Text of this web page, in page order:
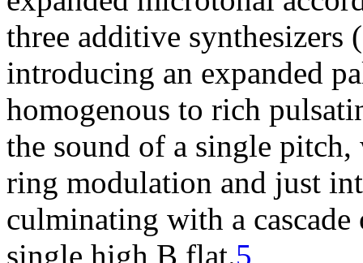
three additive
introducing an expanded
homogenous to rich
the sound of a single
ring modulation and just
culminating with a
single high B flat.5